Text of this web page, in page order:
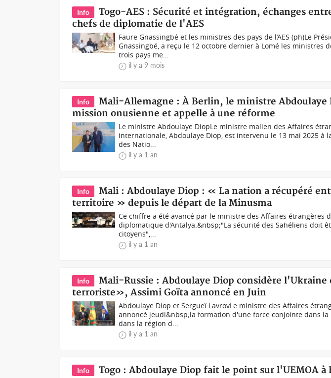
Info
Togo-AES : Sécurité et intégration, échanges
chefs de diplomatie de l'AES
Faure Gnassingbé et les ministres des pays de l’AES (ph)Le
Gnassingbé, a reçu le 12 octobre dernier à Lomé les ministres
trois pays me...
il y a 9 mois
Info
Mali-Allemagne : À Berlin, le ministre Abdoulaye
mission onusienne et appelle à une réforme
Le ministre Abdoulaye DiopLe ministre malien des Affaires
internationale, Abdoulaye Diop, est intervenu le 13 mai 2025 à
des Natio...
il y a 1 an
Info
Mali : Abdoulaye Diop : « La nation a récupéré
territoire » depuis le départ de la Minusma
Ce chiffre a été avancé par le ministre des Affaires étrangères
diplomatique d'Antalya.&nbsp;"La sécurité des Sahéliens doit
citoyens",...
il y a 1 an
Info
Mali-Russie : Abdoulaye Diop considère
terroriste», Assimi Goïta annoncé en Juin
Abdoulaye Diop et Sergueï LavrovLe ministre des Affaires
annoncé jeudi&nbsp;la formation d'une force conjointe dans
dans la région d...
il y a 1 an
Info Togo : Abdoulaye Diop fait le point sur l'UEMOA à